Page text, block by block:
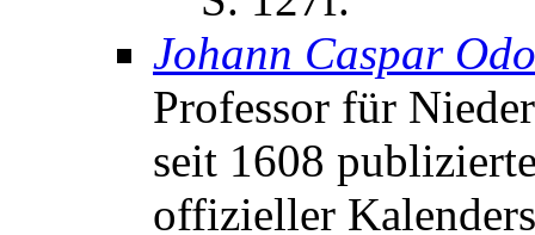
Johann Caspar
Professor für
seit 1608
offizieller